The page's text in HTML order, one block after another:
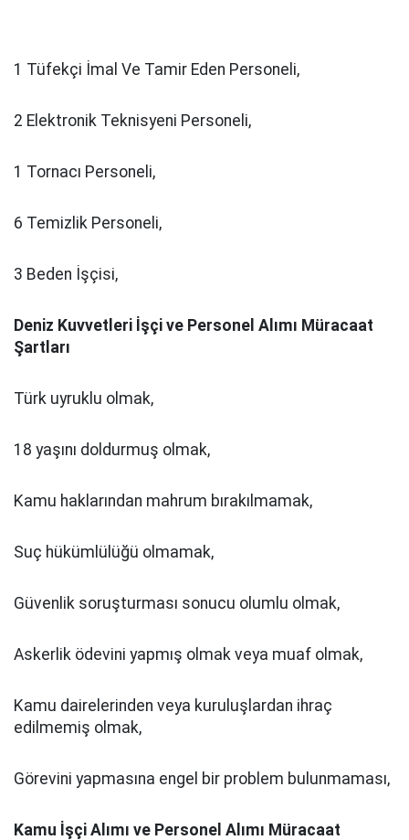
1 Tüfekçi İmal Ve Tamir Eden Personeli,
2 Elektronik Teknisyeni Personeli,
1 Tornacı Personeli,
6 Temizlik Personeli,
3 Beden İşçisi,
Deniz Kuvvetleri İşçi ve Personel Alımı Müracaat
Şartları
Türk uyruklu olmak,
18 yaşını doldurmuş olmak,
Kamu haklarından mahrum bırakılmamak,
Suç hükümlülüğü olmamak,
Güvenlik soruşturması sonucu olumlu olmak,
Askerlik ödevini yapmış olmak veya muaf olmak,
Kamu dairelerinden veya kuruluşlardan ihraç
edilmemiş olmak,
Görevini yapmasına engel bir problem bulunmaması,
Kamu İşçi Alımı ve Personel Alımı Müracaat